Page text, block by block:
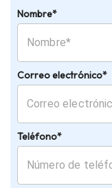
Nombre*
Correo electrónico*
Teléfono*